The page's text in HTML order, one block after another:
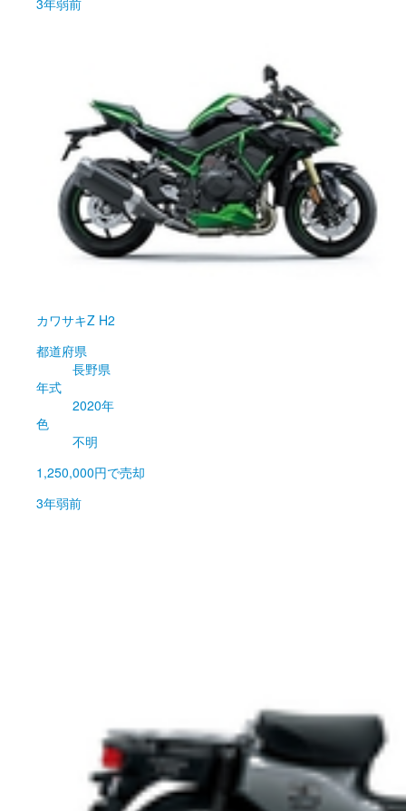
カワサキZ H2
都道府県
長野県
年式
2020年
色
不明
1,250,000円で売却
3年弱前